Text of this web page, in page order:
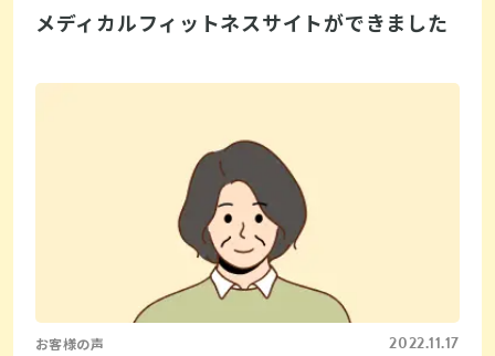
メディカルフィットネスサイトができました
お客様の声 2022.11.17